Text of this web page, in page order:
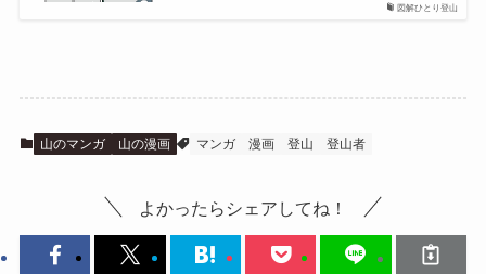
図解ひとり登山
山のマンガ 山の漫画 マンガ 漫画 登山 登山者
よかったらシェアしてね！